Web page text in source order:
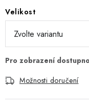
Velikost
Možnosti doručení